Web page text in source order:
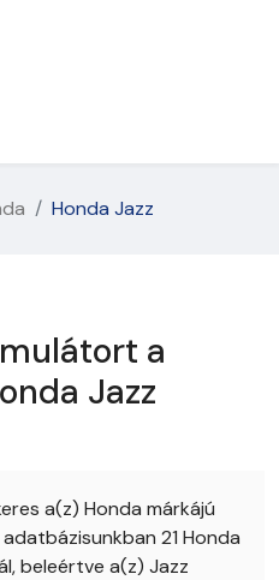
Honda Jazz
a
Jazz
a(z) Honda márkájú
21 Honda
beleértve a(z) Jazz